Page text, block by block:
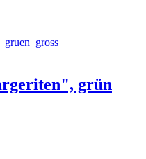
grün